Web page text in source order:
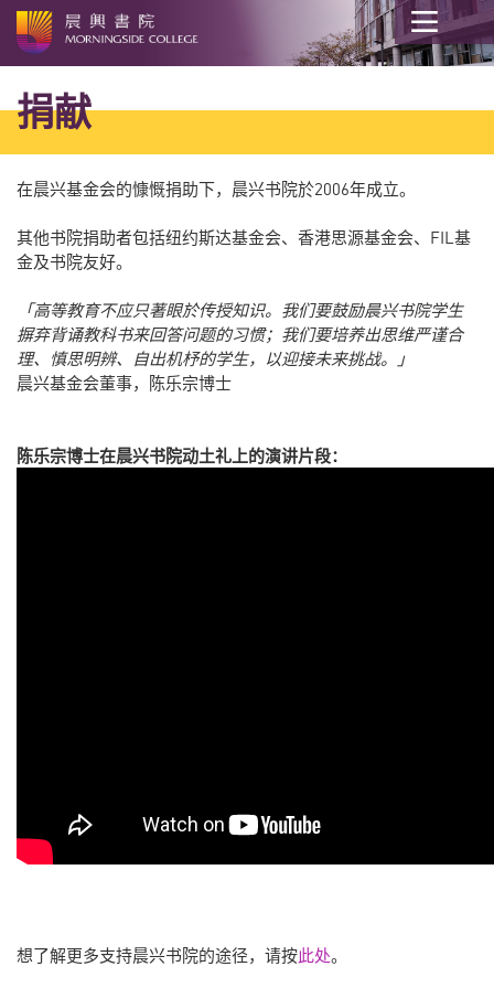
内捐献
在晨兴基金会的慷慨捐助下，晨兴书院於2006年成立。
其他书院捐助者包括纽约斯达基金会、香港思源基金会、FIL基
金及书院友好。
「高等教育不应只著眼於传授知识。我们要鼓励晨兴书院学生
摒弃背诵教科书来回答问题的习惯；我们要培养出思维严谨合
理、慎思明辨、自出机杼的学生，以迎接未来挑战。」
晨兴基金会董事，陈乐宗博士
陈乐宗博士在晨兴书院动土礼上的演讲片段：
想了解更多支持晨兴书院的途径，请按此处。